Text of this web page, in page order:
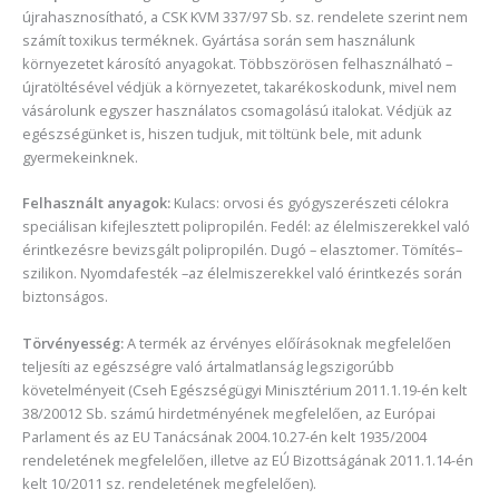
újrahasznosítható, a CSK KVM 337/97 Sb. sz. rendelete szerint nem
számít toxikus terméknek. Gyártása során sem használunk
környezetet károsító anyagokat. Többszörösen felhasználható –
újratöltésével védjük a környezetet, takarékoskodunk, mivel nem
vásárolunk egyszer használatos csomagolású italokat. Védjük az
egészségünket is, hiszen tudjuk, mit töltünk bele, mit adunk
gyermekeinknek.
Felhasznált anyagok: Kulacs: orvosi és gyógyszerészeti célokra
speciálisan kifejlesztett polipropilén. Fedél: az élelmiszerekkel való
érintkezésre bevizsgált polipropilén. Dugó – elasztomer. Tömítés–
szilikon. Nyomdafesték –az élelmiszerekkel való érintkezés során
biztonságos.
Törvényesség:A termék az érvényes előírásoknak megfelelően
teljesíti az egészségre való ártalmatlanság legszigorúbb
követelményeit (Cseh Egészségügyi Minisztérium 2011.1.19-én kelt
38/20012 Sb. számú hirdetményének megfelelően, az Európai
Parlament és az EU Tanácsának 2004.10.27-én kelt 1935/2004
rendeletének megfelelően, illetve az EÚ Bizottságának 2011.1.14-én
kelt 10/2011 sz. rendeletének megfelelően).